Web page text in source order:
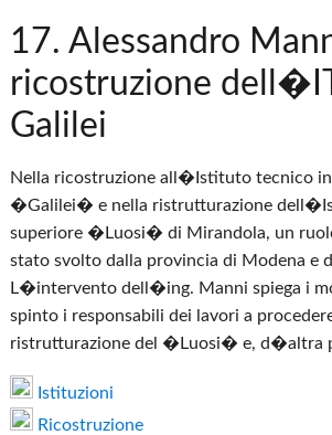
17. Alessandro
ricostruzione
Galilei
Nella ricostruzione all�Istituto tecnico
�Galilei� e nella ristrutturazione
superiore �Luosi� di Mirandola, un
stato svolto dalla provincia di Modena e
L�intervento dell�ing. Manni spiega i
spinto i responsabili dei lavori a
ristrutturazione del �Luosi� e, d�altra
Istituzioni
Ricostruzione